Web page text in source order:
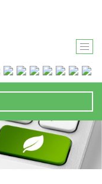
T
O
G
G
L
N
A
V